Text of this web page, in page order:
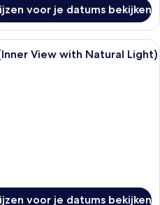
voor je datums bekijken
Een moderne hotelkamer met een
View with Natural Light)
voor je datums bekijken